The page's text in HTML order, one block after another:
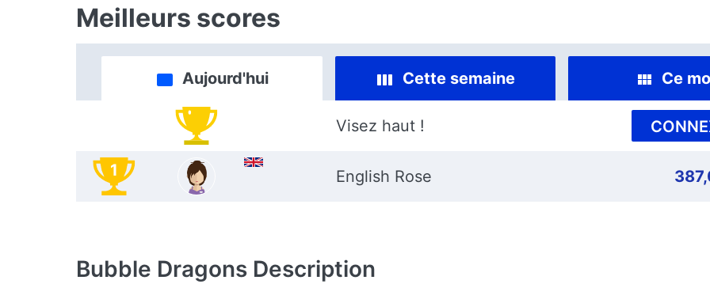
Meilleurs scores
Aujourd'hui Cette semaine Ce
Visez haut !
1 English Rose
Bubble Dragons Description